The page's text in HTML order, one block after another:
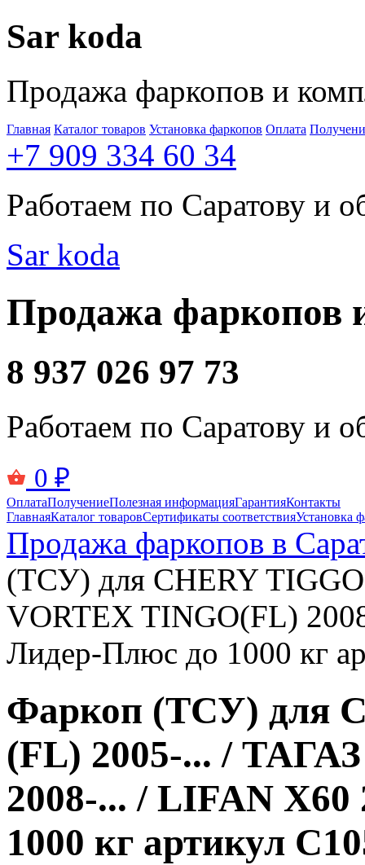
Sarkoda
Продажа фаркопов и
Главная Каталог товаров Установка фаркопов Оплата
+7 909 334 60 34
Работаем по Саратову и
Sar koda
Продажа фаркопов
8 937 026 97 73
Работаем по Саратову и
0 ₽
ОплатаПолучениеПолезная информацияГарантияКонтакты
ГлавнаяКаталог товаровСертификаты соответствияУстановка
Продажа фаркопов в
(ТСУ) для CHERY
VORTEX TINGO(FL)
Лидер-Плюс до 1000 кг
Фаркоп (ТСУ) для
(FL) 2005-... /
2008-... / LIFAN
1000 кг артикул